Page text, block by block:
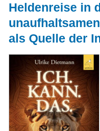
Heldenreise in
als Quelle der